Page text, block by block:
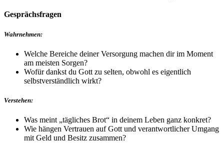
Gesprächsfragen
Wahrnehmen:
Welche Bereiche deiner Versorgung machen dir im Moment
am meisten Sorgen?
Wofür dankst du Gott zu selten, obwohl es eigentlich
selbstverständlich wirkt?
Verstehen:
Was meint „tägliches Brot“ in deinem Leben ganz konkret?
Wie hängen Vertrauen auf Gott und verantwortlicher Umgang
mit Geld und Besitz zusammen?